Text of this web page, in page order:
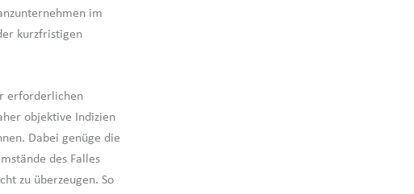
im
kurzfristigen
erforderlichen
objektive Indizien
Dabei genüge die
des Falles
zu überzeugen. So